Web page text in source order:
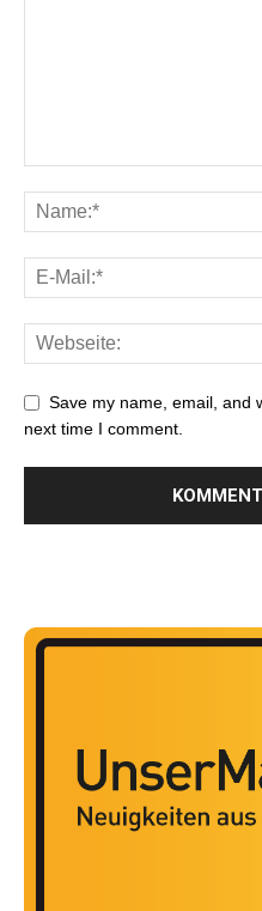
Save my name, email, and
next time I comment.